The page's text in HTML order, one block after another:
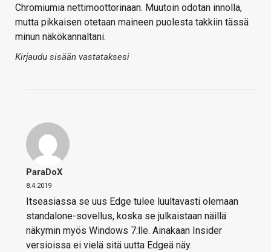
Chromiumia nettimoottorinaan. Muutoin odotan innolla,
mutta pikkaisen otetaan maineen puolesta takkiin tässä
minun näkökannaltani.
Kirjaudu sisään vastataksesi
ParaDoX
8.4.2019
Itseasiassa se uus Edge tulee luultavasti olemaan
standalone-sovellus, koska se julkaistaan näillä
näkymin myös Windows 7:lle. Ainakaan Insider
versioissa ei vielä sitä uutta Edgeä näy.